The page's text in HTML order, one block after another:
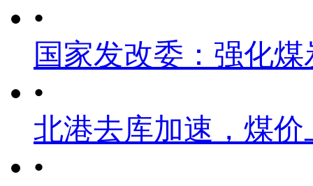
•
国家发改委：强化
•
北港去库加速，煤
•